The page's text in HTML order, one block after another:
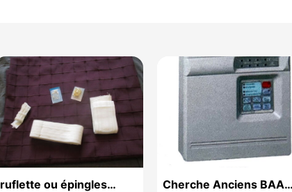
ruflette ou épingles
Cherche Anciens BAAS